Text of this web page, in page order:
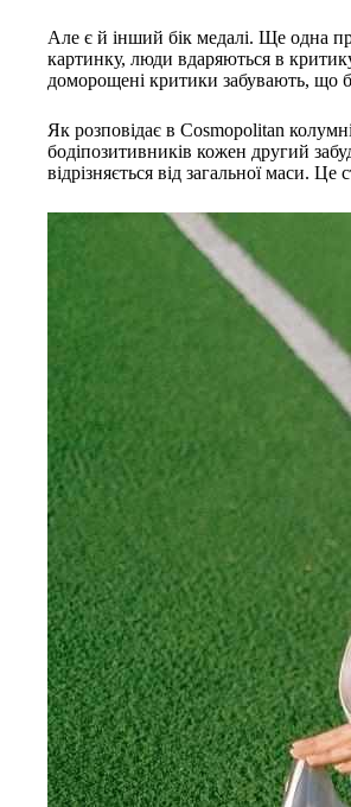
Але є й інший бік медалі. Ще одна
картинку, люди вдаряються в
доморощені критики забувають, що
Як розповідає в Cosmopolitan
бодіпозитивників кожен другий
відрізняється від загальної маси.